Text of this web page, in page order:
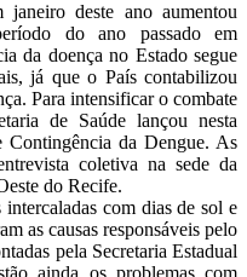
deste ano aumentou
do ano passado em
da doença no Estado segue
já que o País contabilizou
Para intensificar o combate
de Saúde lançou nesta
Contingência da Dengue. As
coletiva na sede da
do Recife.
com dias de sol e
as causas responsáveis pelo
pela Secretaria Estadual